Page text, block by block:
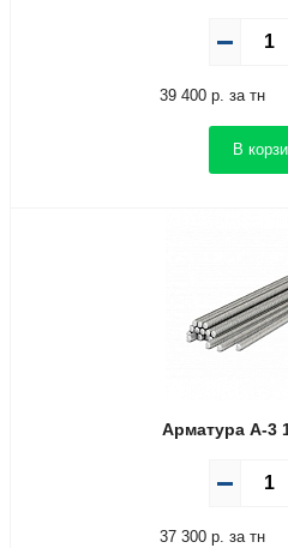
39 400 р. за тн
В
Арматура А-3
37 300 р. за тн